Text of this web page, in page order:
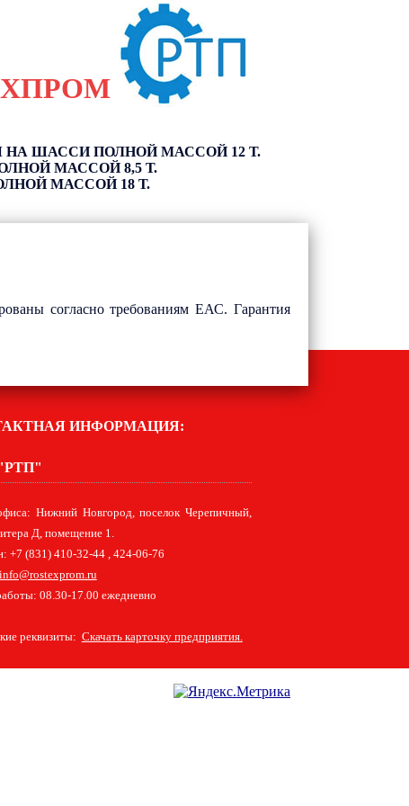
ШАССИ ПОЛНОЙ МАССОЙ 12 Т.
МАССОЙ 8,5 Т.
МАССОЙ 18 Т.
согласно требованиям ЕАС. Гарантия
ИНФОРМАЦИЯ:
Нижний Новгород, поселок Черепичный,
Д, помещение 1.
+7 (831) 410-32-44 , 424-06-76
info@rostexprom.ru
08.30-17.00 ежедневно
реквизиты: Скачать карточку предприятия.